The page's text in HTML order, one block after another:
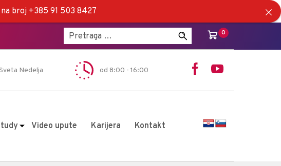
Pretraži: 0
Nedelja od 8:00 - 16:00
Video upute Karijera Kontakt
broj +385 91 503 8427